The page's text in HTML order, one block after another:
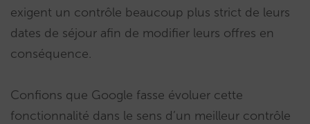
exigent un contrôle beaucoup plus strict de leurs
dates de séjour afin de modifier leurs offres en
conséquence.
Confions que Google fasse évoluer cette
fonctionnalité dans le sens d’un meilleur contrôle